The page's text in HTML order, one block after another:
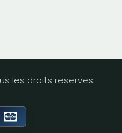
les droits reserves.